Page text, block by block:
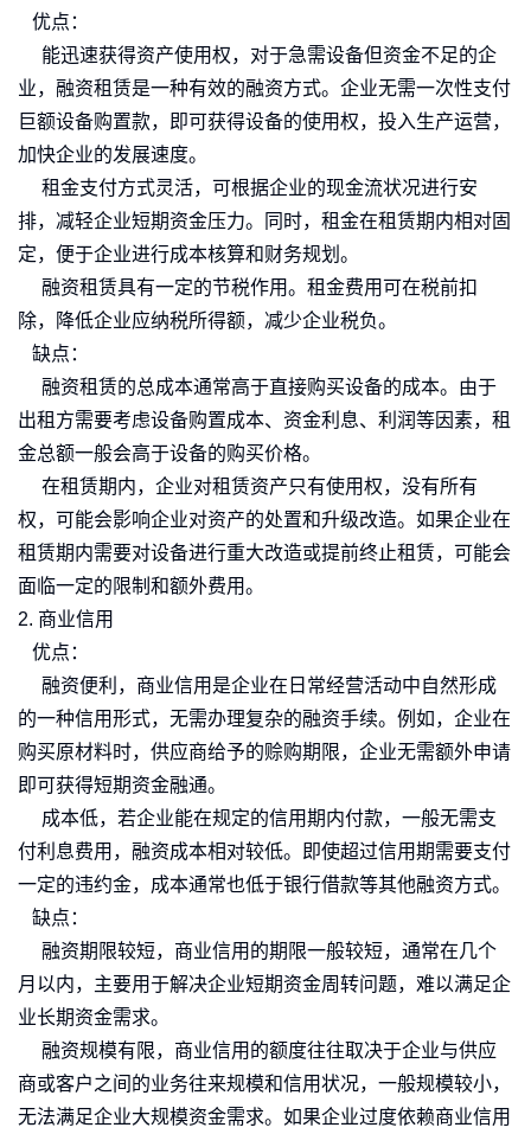
优点：
能迅速获得资产使用权，对于急需设备但资金不足的企
业，融资租赁是一种有效的融资方式。企业无需一次性支付
巨额设备购置款，即可获得设备的使用权，投入生产运营，
加快企业的发展速度。
租金支付方式灵活，可根据企业的现金流状况进行安
排，减轻企业短期资金压力。同时，租金在租赁期内相对固
定，便于企业进行成本核算和财务规划。
融资租赁具有一定的节税作用。租金费用可在税前扣
除，降低企业应纳税所得额，减少企业税负。
缺点：
融资租赁的总成本通常高于直接购买设备的成本。由于
出租方需要考虑设备购置成本、资金利息、利润等因素，租
金总额一般会高于设备的购买价格。
在租赁期内，企业对租赁资产只有使用权，没有所有
权，可能会影响企业对资产的处置和升级改造。如果企业在
租赁期内需要对设备进行重大改造或提前终止租赁，可能会
面临一定的限制和额外费用。
2. 商业信用
优点：
融资便利，商业信用是企业在日常经营活动中自然形成
的一种信用形式，无需办理复杂的融资手续。例如，企业在
购买原材料时，供应商给予的赊购期限，企业无需额外申请
即可获得短期资金融通。
成本低，若企业能在规定的信用期内付款，一般无需支
付利息费用，融资成本相对较低。即使超过信用期需要支付
一定的违约金，成本通常也低于银行借款等其他融资方式。
缺点：
融资期限较短，商业信用的期限一般较短，通常在几个
月以内，主要用于解决企业短期资金周转问题，难以满足企
业长期资金需求。
融资规模有限，商业信用的额度往往取决于企业与供应
商或客户之间的业务往来规模和信用状况，一般规模较小，
无法满足企业大规模资金需求。如果企业过度依赖商业信用